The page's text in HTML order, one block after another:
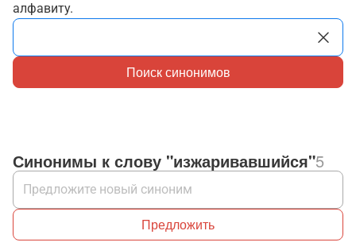
алфавиту.
Поиск синонимов
Синонимы к слову "изжаривавшийся"5
Предложить